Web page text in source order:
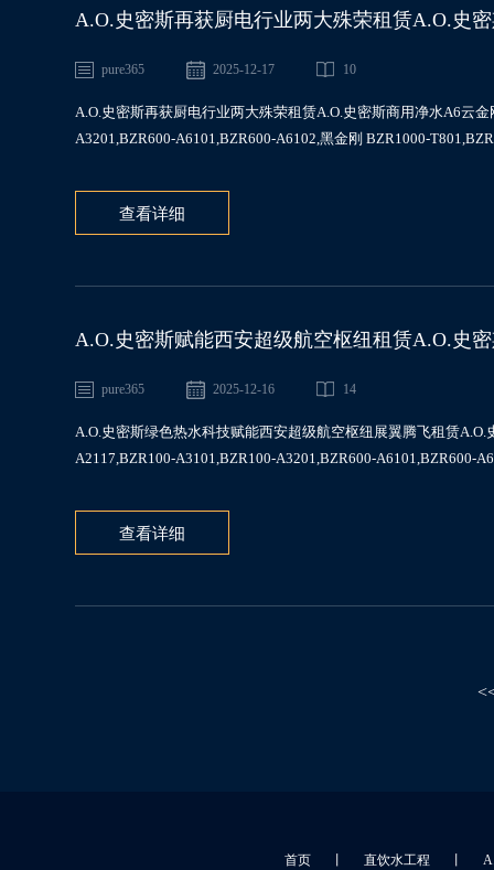
A.O.史密斯再获厨电行业两大殊荣租赁A.O.史
A6101,BZR1000-T801
pure365 2025-12-17 10
A.O.史密斯再获厨电行业两大殊荣租赁A.O.史密斯商用净水A6云
A3201,BZR600-A6101,BZR600-A6102,黑金刚 BZR1000-
查看详细
A.O.史密斯赋能西安超级航空枢纽租赁A.O.史
A6101,BZR1000-T801
pure365 2025-12-16 14
A.O.史密斯绿色热水科技赋能西安超级航空枢纽展翼腾飞租赁
A2117,BZR100-A3101,BZR100-A3201,BZR600-A6101,BZR600-
查看详细
首页 直饮水工程